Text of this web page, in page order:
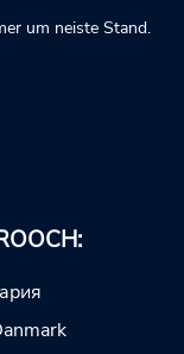
um neiste Stand.